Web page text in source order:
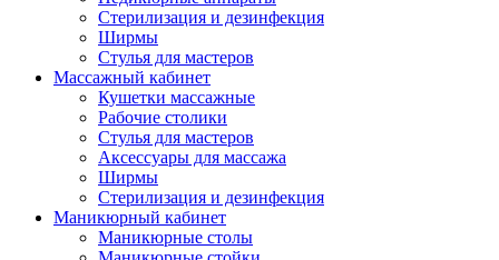
Стерилизация и дезинфекция
Ширмы
Стулья для мастеров
Массажный кабинет
Кушетки массажные
Рабочие столики
Стулья для мастеров
Аксессуары для массажа
Ширмы
Стерилизация и дезинфекция
Маникюрный кабинет
Маникюрные столы